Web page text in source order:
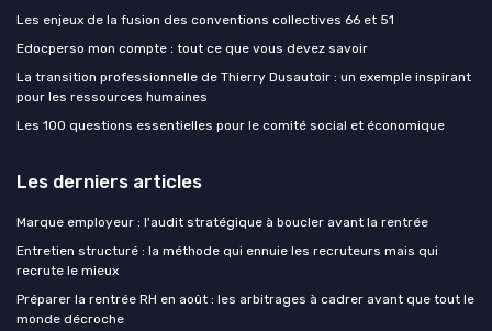
Les enjeux de la fusion des conventions collectives 66 et 51
Edocperso mon compte : tout ce que vous devez savoir
La transition professionnelle de Thierry Dusautoir : un exemple inspirant
pour les ressources humaines
Les 100 questions essentielles pour le comité social et économique
Les derniers articles
Marque employeur : l'audit stratégique à boucler avant la rentrée
Entretien structuré : la méthode qui ennuie les recruteurs mais qui
recrute le mieux
Préparer la rentrée RH en août : les arbitrages à cadrer avant que tout le
monde décroche